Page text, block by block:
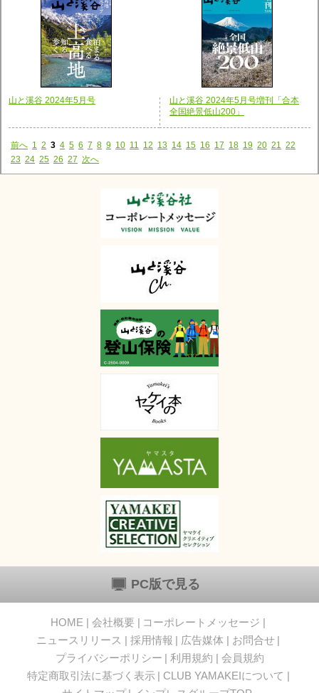
山と溪谷 2024年5月号
山と溪谷 2024年5月号増刊「合本
全国絶景低山200」
前へ 1 2 3 4 5 6 7 8 9 10 11 12 13 14 15 16 17 18 19 20 21
22
23 24 25 26 27 次へ
PC版で見る
HOME 会社概要
コーポレートメッセージ
ニュースリリース
採用情報 広告媒体
お問合せ
プライバシーポリシー
利用規約
会員規約
特定商取引法に基づく表示
CLUB YAMAKEIについて